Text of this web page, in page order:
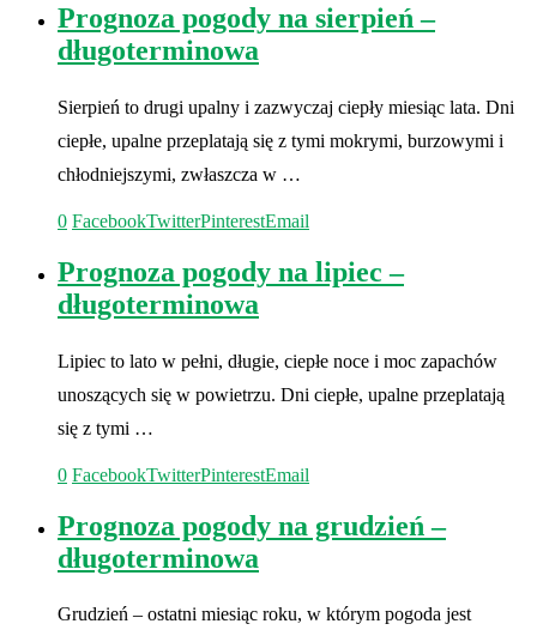
Prognoza pogody na sierpień –
długoterminowa
Sierpień to drugi upalny i zazwyczaj ciepły miesiąc lata. Dni
ciepłe, upalne przeplatają się z tymi mokrymi, burzowymi i
chłodniejszymi, zwłaszcza w …
0 FacebookTwitterPinterestEmail
Prognoza pogody na lipiec –
długoterminowa
Lipiec to lato w pełni, długie, ciepłe noce i moc zapachów
unoszących się w powietrzu. Dni ciepłe, upalne przeplatają
się z tymi …
0 FacebookTwitterPinterestEmail
Prognoza pogody na grudzień –
długoterminowa
Grudzień – ostatni miesiąc roku, w którym pogoda jest